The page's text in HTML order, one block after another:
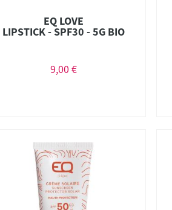
EQ LOVE
LIPSTICK - SPF30 - 5G BIO
9,00 €